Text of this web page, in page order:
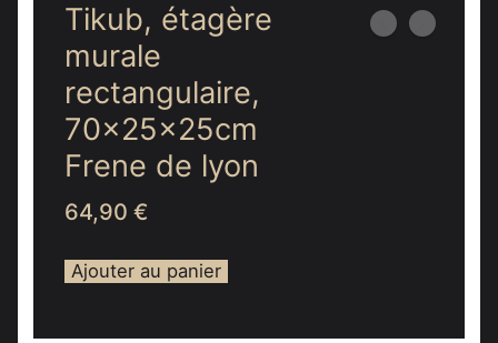
Tikub, étagère
murale
rectangulaire,
70x25x25cm
Frene de lyon
64,90 €
Ajouter au panier